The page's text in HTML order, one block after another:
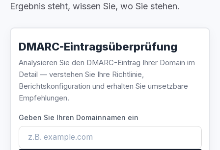
Ergebnis steht, wissen Sie, wo Sie stehen.
DMARC-Eintragsüberprüfung
Analysieren Sie den DMARC-Eintrag Ihrer Domain im
Detail — verstehen Sie Ihre Richtlinie,
Berichtskonfiguration und erhalten Sie umsetzbare
Empfehlungen.
Geben Sie Ihren Domainnamen ein